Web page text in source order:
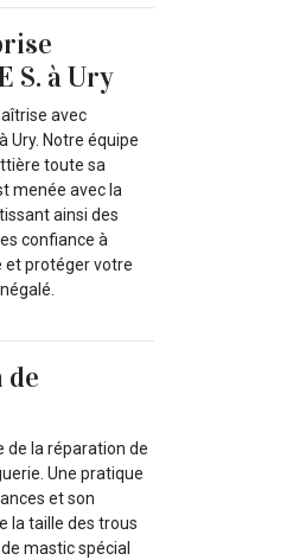
S. à Ury
avec
Notre équipe
toute sa
menée avec la
ainsi des
confiance à
et protéger votre
de la réparation de
Une pratique
et son
la taille des trous
mastic spécial